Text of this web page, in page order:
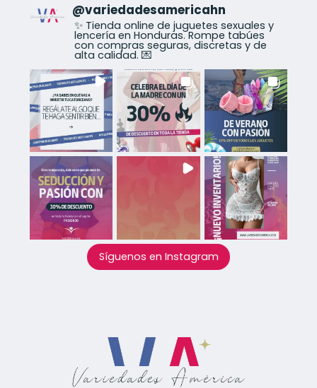
@variedadesamericahn
✨ Tienda online de juguetes sexuales y
lencería en Honduras. Rompe tabúes
con compras seguras, discretas y de
alta calidad. 💌
Síguenos en Instagram